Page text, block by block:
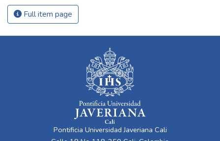
Full item page
Pontificia Universidad Javeriana Cali